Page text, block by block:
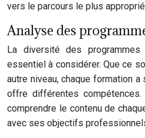
vers le parcours le plus
Analyse des
La diversité des
essentiel à considérer. Que ce
autre niveau, chaque formation
offre différentes
comprendre le contenu de
avec ses objectifs